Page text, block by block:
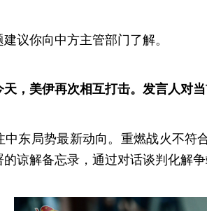
议你向中方主管部门了解。
，美伊再次相互打击。发言人对
中东局势最新动向。重燃战火不
谅解备忘录，通过对话谈判化解争